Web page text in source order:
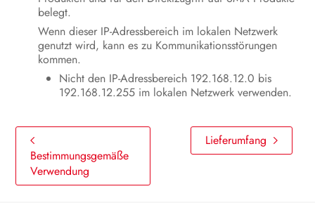
belegt.
Wenn dieser IP-Adressbereich im lokalen Netzwerk
genutzt wird, kann es zu Kommunikationsstörungen
kommen.
Nicht den IP-Adressbereich 192.168.12.0 bis
192.168.12.255 im lokalen Netzwerk verwenden.
Bestimmungsgemäße
Verwendung
Lieferumfang